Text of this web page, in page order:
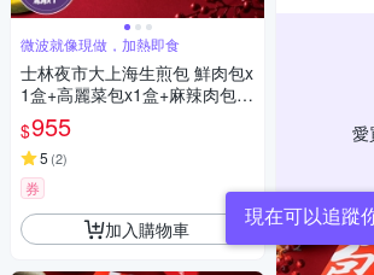
微波就像現做，加熱即食
士林夜市大上海生煎包 鮮肉包x
1盒+高麗菜包x1盒+麻辣肉包x1
盒
$955
5 (2)
券
加入購物車
愛
現在可以追蹤